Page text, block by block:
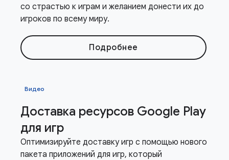
со страстью к играм и желанием донести их до
игроков по всему миру.
Подробнее
Видео
Доставка ресурсов Google Play
для игр
Оптимизируйте доставку игр с помощью нового
пакета приложений для игр, который